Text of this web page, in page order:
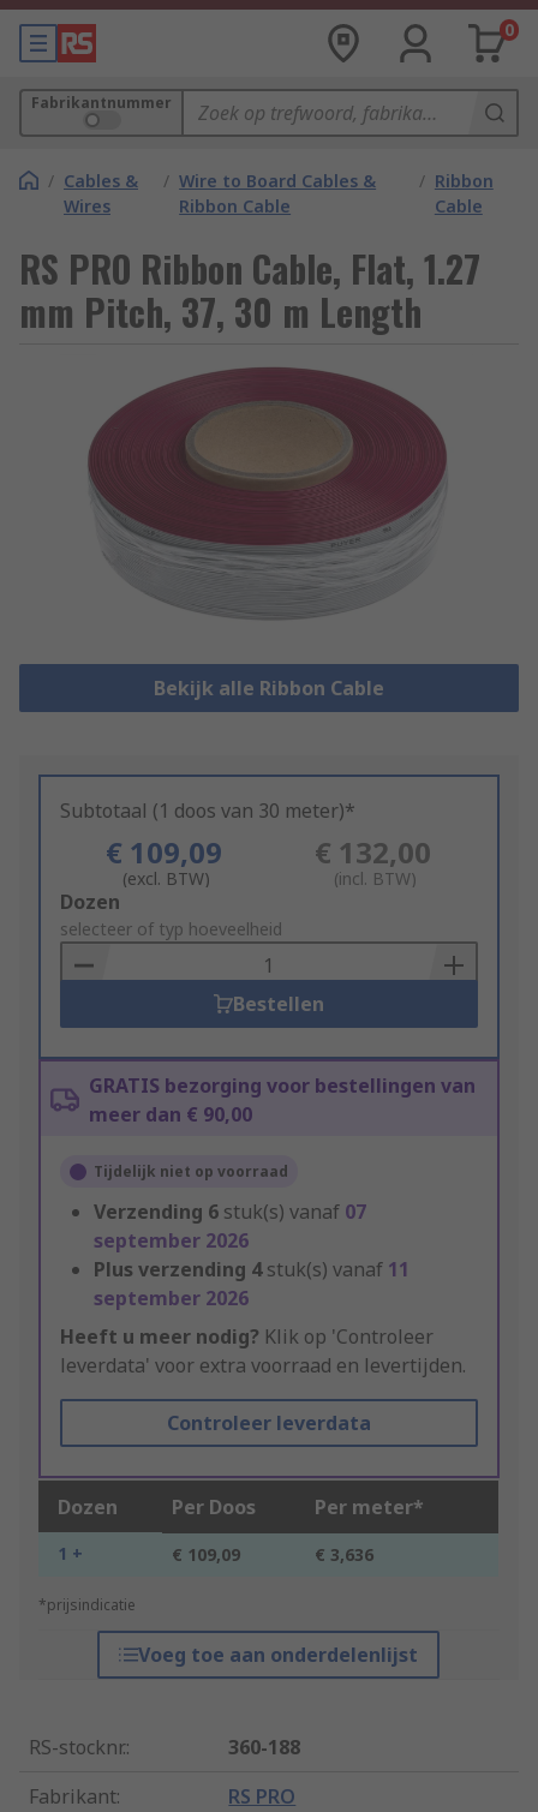
0
Fabrikantnummer
/ Cables &
Wires
/ Wire to Board Cables &
Ribbon Cable
/ Ribbon
Cable
RS PRO Ribbon Cable, Flat, 1.27
mm Pitch, 37, 30 m Length
Bekijk alle Ribbon Cable
Subtotaal (1 doos van 30 meter)*
€ 109,09
(excl. BTW)
€ 132,00
(incl. BTW)
Add
to
Basket
Dozen
selecteer of typ hoeveelheid
Bestellen
GRATIS bezorging voor bestellingen van
meer dan € 90,00
Tijdelijk niet op voorraad
Verzending 6 stuk(s) vanaf 07
september 2026
Plus verzending 4stuk(s) vanaf 11
september 2026
Heeft u meer nodig? Klik op 'Controleer
leverdata' voor extra voorraad en levertijden.
Controleer leverdata
Dozen Per Doos Per meter*
1 + € 109,09 € 3,636
*prijsindicatie
Voeg toe aan onderdelenlijst
RS-stocknr.:
360-188
Fabrikant: RS PRO